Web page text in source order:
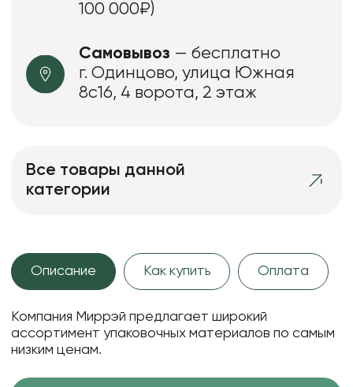
100 000₽)
Самовывоз — бесплатно
г. Одинцово, улица Южная
8с16, 4 ворота, 2 этаж
Все товары данной
категории
Описание Как купить Оплата
Компания Миррэй предлагает широкий
ассортимент упаковочных материалов по самым
низким ценам.